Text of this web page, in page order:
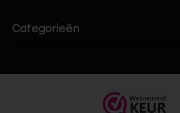
Categorieën